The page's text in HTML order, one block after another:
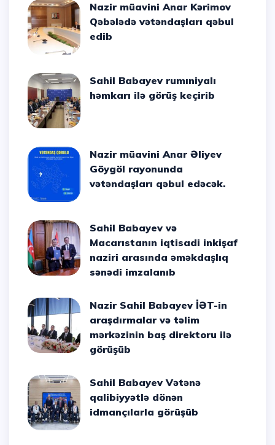
Nazir müavini Anar Kərimov
Qəbələdə vətəndaşları qəbul
edib
Sahil Babayev rumıniyalı
həmkarı ilə görüş keçirib
Nazir müavini Anar Əliyev
Göygöl rayonunda
vətəndaşları qəbul edəcək.
Sahil Babayev və
Macarıstanın iqtisadi inkişaf
naziri arasında əməkdaşlıq
sənədi imzalanıb
Nazir Sahil Babayev İƏT-in
araşdırmalar və təlim
mərkəzinin baş direktoru ilə
görüşüb
Sahil Babayev Vətənə
qalibiyyətlə dönən
idmançılarla görüşüb